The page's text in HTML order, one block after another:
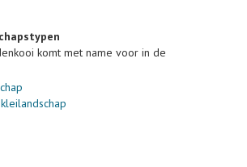
komt met name voor in de